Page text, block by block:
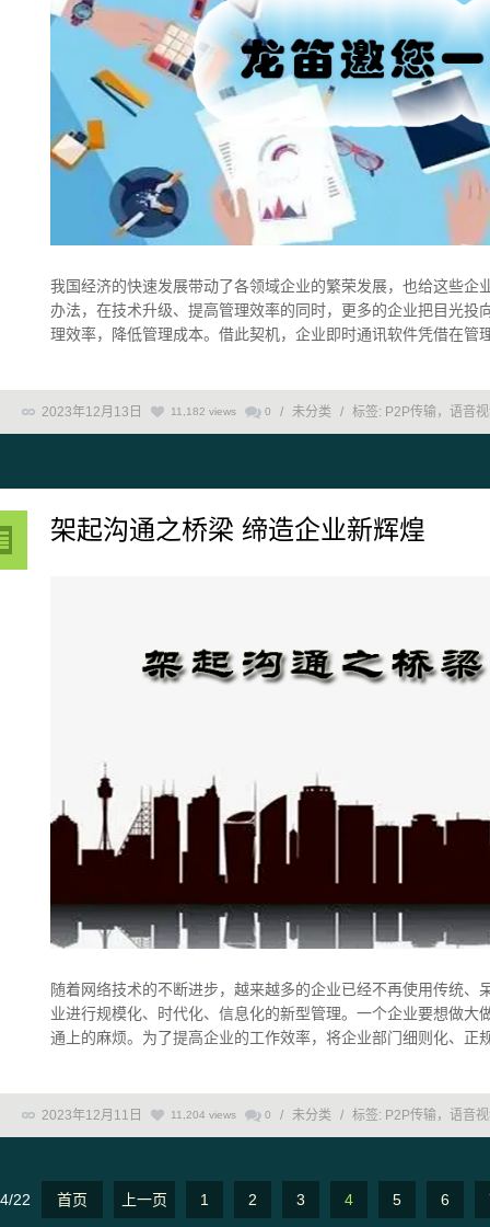
我国经济的快速发展带动了各领域企业的繁荣发展，也给这些
办法，在技术升级、提高管理效率的同时，更多的企业把目光
理效率，降低管理成本。借此契机，企业即时通讯软件凭借在
2023年12月13日 11,182 views 0 / 未分类 / 标签: P2P传输，语音
架起沟通之桥梁 缔造企业新辉煌
随着网络技术的不断进步，越来越多的企业已经不再使用传统
业进行规模化、时代化、信息化的新型管理。一个企业要想做
通上的麻烦。为了提高企业的工作效率，将企业部门细则化、
2023年12月11日 11,204 views 0 / 未分类 / 标签: P2P传输，语音
4/22 首页 上一页 1 2 3 4 5 6